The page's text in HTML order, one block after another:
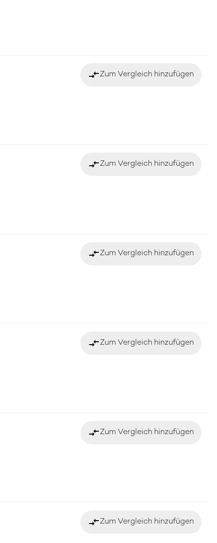
compare_arrowsZum Vergleich hinzufügen
compare_arrowsZum Vergleich hinzufügen
compare_arrowsZum Vergleich hinzufügen
compare_arrowsZum Vergleich hinzufügen
compare_arrowsZum Vergleich hinzufügen
compare_arrowsZum Vergleich hinzufügen